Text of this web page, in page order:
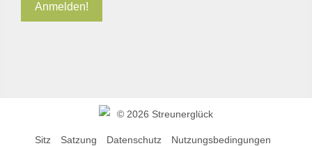
© 2026 Streunerglück
Sitz Satzung Datenschutz Nutzungsbedingungen